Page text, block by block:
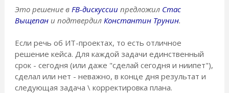
Это решение в FB-дискуссии предложил Стас
Выщепани подтвердил Константин Трунин.
Если речь об ИТ-проектах, то есть отличное
решение кейса. Для каждой задачи единственный
срок - сегодня (или даже "сделай сегодня и ниипет"),
сделал или нет - неважно, в конце дня результат и
следующая задача \ корректировка плана.